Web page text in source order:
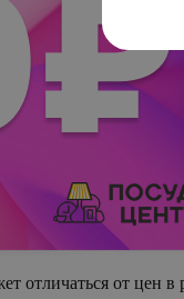
отличаться от цен